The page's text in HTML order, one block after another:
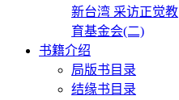
新台湾 采访正觉教
育基金会(二)
书籍介绍
局版书目录
结缘书目录